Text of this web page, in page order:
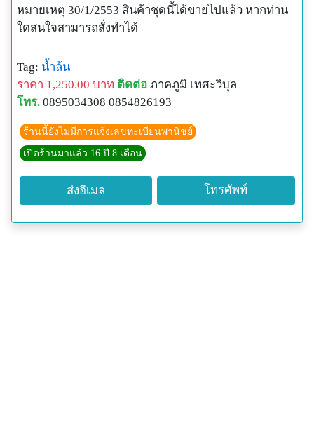
หมายเหตุ 30/1/2553 สินค้าชุดนี้ได้ขายไปแล้ว หากท่าน
ใดสนใจสามารถสั่งทำได้
Tag: น้ำล้น
ราคา 1,250.00 บาท ติดต่อ ภาคภูมิ เทศะวิบุล
โทร. 0895034308 0854826193
ร้านนี้ยังไม่มีการแจ้งเลขทะเบียนพานิชย์
เปิดร้านมาแล้ว 16 ปี 8 เดือน
ส่งอีเมล โทรศัพท์